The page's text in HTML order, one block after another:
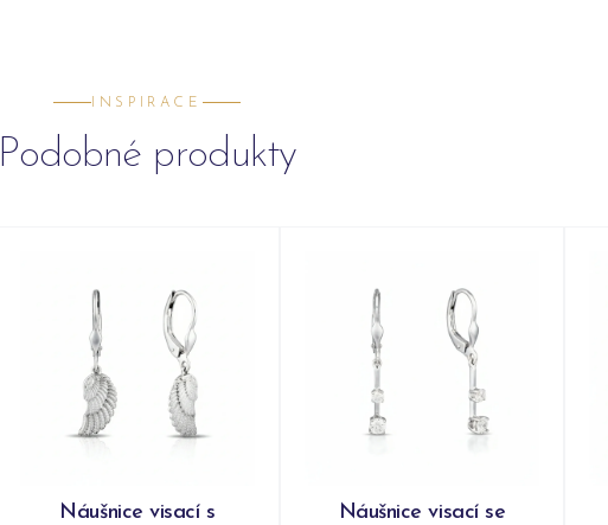
INSPIRACE
Podobné produkty
Náušnice visací s
Náušnice visací se